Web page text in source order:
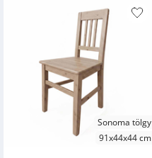
Létraszék
Konyha szék
Banca
scaun tapitat
Sonoma tölgy
91x44x44 cm